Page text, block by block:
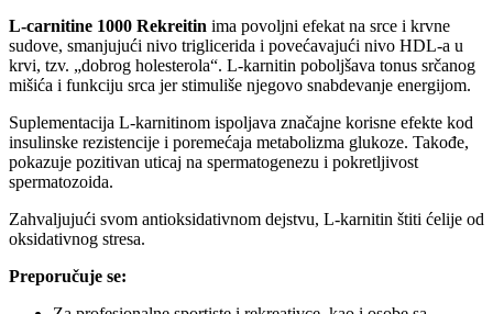
L-carnitine 1000 Rekreitin ima povoljni efekat na srce i krvne
sudove, smanjujući nivo triglicerida i povećavajući nivo HDL-a u
krvi, tzv. „dobrog holesterola“. L-karnitin poboljšava tonus srčanog
mišića i funkciju srca jer stimuliše njegovo snabdevanje energijom.
Suplementacija L-karnitinom ispoljava značajne korisne efekte kod
insulinske rezistencije i poremećaja metabolizma glukoze. Takođe,
pokazuje pozitivan uticaj na spermatogenezu i pokretljivost
spermatozoida.
Zahvaljujući svom antioksidativnom dejstvu, L-karnitin štiti ćelije od
oksidativnog stresa.
Preporučuje se: